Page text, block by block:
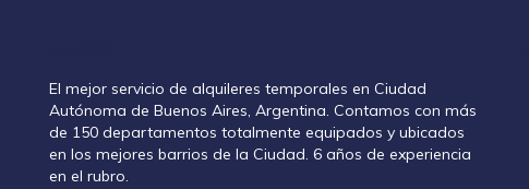
El mejor servicio de alquileres temporales en Ciudad
Autónoma de Buenos Aires, Argentina. Contamos con más
de 150 departamentos totalmente equipados y ubicados
en los mejores barrios de la Ciudad. 6 años de experiencia
en el rubro.